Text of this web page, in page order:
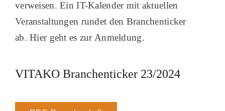
verweisen. Ein IT-Kalender mit aktuellen
Veranstaltungen rundet den Branchenticker
ab. Hier geht es zur Anmeldung.
VITAKO Branchenticker 23/2024